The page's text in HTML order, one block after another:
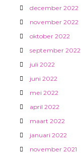
december 2022
november 2022
oktober 2022
september 2022
juli 2022
juni 2022
mei 2022
april 2022
maart 2022
januari 2022
november 2021